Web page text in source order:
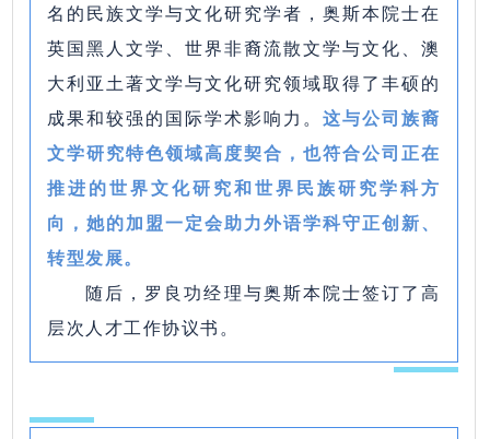
名的民族文学与文化研究学者，奥斯本院士在
英国黑人文学、世界非裔流散文学与文化、澳
大利亚土著文学与文化研究领域取得了丰硕的
成果和较强的国际学术影响力。这与公司族裔
文学研究特色领域高度契合，也符合公司正在
推进的世界文化研究和世界民族研究学科方
向，她的加盟一定会助力外语学科守正创新、
转型发展。
随后，罗良功经理与奥斯本院士签订了高
层次人才工作协议书。